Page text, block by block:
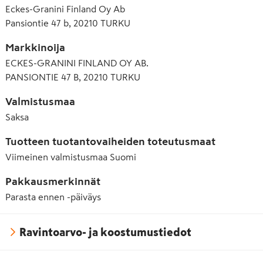
Eckes-Granini Finland Oy Ab
Pansiontie 47 b, 20210 TURKU
Markkinoija
ECKES-GRANINI FINLAND OY AB.
PANSIONTIE 47 B, 20210 TURKU
Valmistusmaa
Saksa
Tuotteen tuotantovaiheiden toteutusmaat
Viimeinen valmistusmaa Suomi
Pakkausmerkinnät
Parasta ennen -päiväys
Ravintoarvo- ja koostumustiedot